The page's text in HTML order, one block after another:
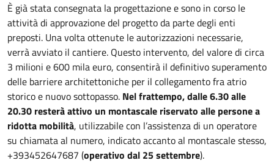
È già stata consegnata la progettazione e sono in corso le
attività di approvazione del progetto da parte degli enti
preposti. Una volta ottenute le autorizzazioni necessarie,
verrà avviato il cantiere. Questo intervento, del valore di circa
3 milioni e 600 mila euro, consentirà il definitivo superamento
delle barriere architettoniche per il collegamento fra atrio
storico e nuovo sottopasso. Nel frattempo, dalle 6.30 alle
20.30 resterà attivo un montascale riservato alle persone a
ridotta mobilità, utilizzabile con l’assistenza di un operatore
su chiamata al numero, indicato accanto al montascale stesso,
+393452647687 (operativo dal 25 settembre).